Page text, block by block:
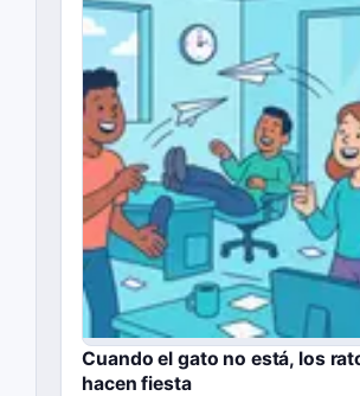
Cuando el gato no está, los
hacen fiesta